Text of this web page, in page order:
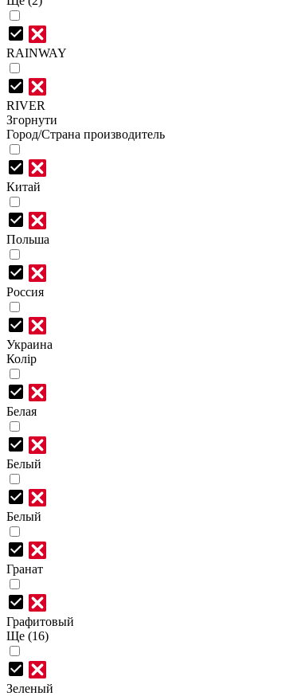
RAINWAY
RIVER
Згорнути
Город/Страна производитель
Китай
Польша
Россия
Украина
Колір
Белая
Белый
Белый
Гранат
Графитовый
Ще (16)
Зеленый